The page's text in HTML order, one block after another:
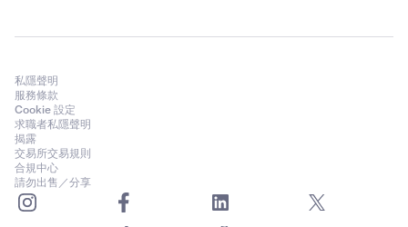
私隱聲明
服務條款
Cookie 設定
求職者私隱聲明
揭露
交易所交易規則
合規中心
請勿出售／分享